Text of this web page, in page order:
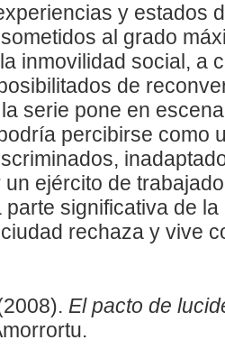
y estados
al grado
inmovilidad social, a
de
serie pone en
percibirse como
ejército de
significativa de
rechaza y vive
El pacto de